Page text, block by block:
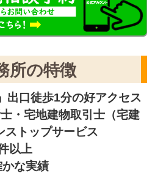
所の特徴
出口徒歩1分の好アクセス
・宅地建物取引士（宅建
ストップサービス
以上
な実績